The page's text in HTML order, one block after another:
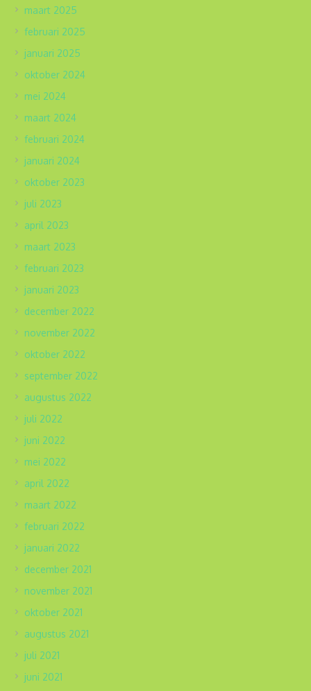
maart 2025
februari 2025
januari 2025
oktober 2024
mei 2024
maart 2024
februari 2024
januari 2024
oktober 2023
juli 2023
april 2023
maart 2023
februari 2023
januari 2023
december 2022
november 2022
oktober 2022
september 2022
augustus 2022
juli 2022
juni 2022
mei 2022
april 2022
maart 2022
februari 2022
januari 2022
december 2021
november 2021
oktober 2021
augustus 2021
juli 2021
juni 2021